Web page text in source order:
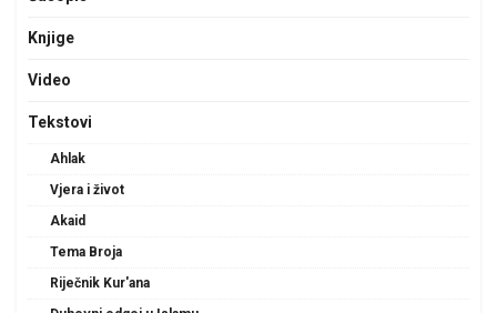
Knjige
Video
Tekstovi
Ahlak
Vjera i život
Akaid
Tema Broja
Riječnik Kur'ana